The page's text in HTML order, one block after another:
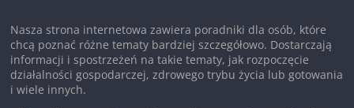
Nasza strona internetowa zawiera poradniki dla osób, które
chcą poznać różne tematy bardziej szczegółowo. Dostarczają
informacji i spostrzeżeń na takie tematy, jak rozpoczęcie
działalności gospodarczej, zdrowego trybu życia lub gotowania
i wiele innych.